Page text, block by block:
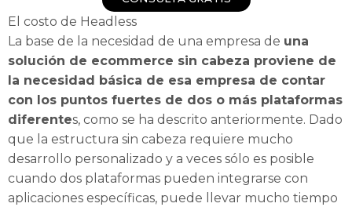
El costo de Headless
La base de la necesidad de una empresa de una
solución de ecommerce sin cabeza proviene de
la necesidad básica de esa empresa de contar
con los puntos fuertes de dos o más plataformas
diferentes, como se ha descrito anteriormente. Dado
que la estructura sin cabeza requiere mucho
desarrollo personalizado y a veces sólo es posible
cuando dos plataformas pueden integrarse con
aplicaciones específicas, puede llevar mucho tiempo